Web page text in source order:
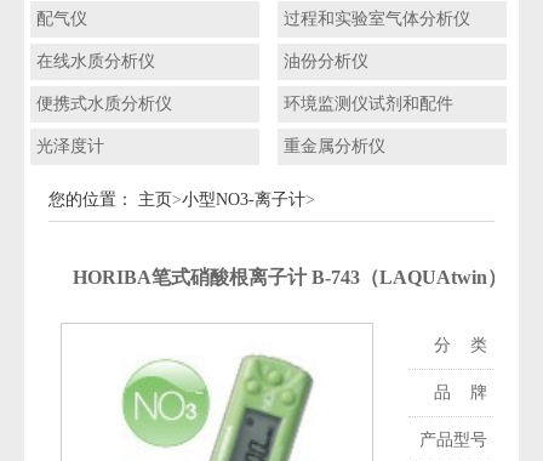
配气仪 过程和实验室气体分析仪
在线水质分析仪 油份分析仪
便携式水质分析仪 环境监测仪试剂和配件
光泽度计 重金属分析仪
您的位置： 主页>小型NO3-离子计>
HORIBA笔式硝酸根离子计 B-743（LAQUAtwin）
分 类：
品 牌：
产品型号：